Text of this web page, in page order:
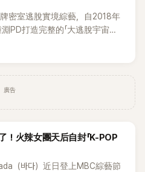
「My Star」身分登場，分享最真
瑞鎮 率先與李智惠會合，兩人
最近的新聞，李瑞鎮突然直球
做整形？是人中縮短手術嗎？」
鬥嘴默契十足。 話題接著一路
補刀：「妳以前不是還在游泳池
，當時確實被質疑動過隆胸手
之後，就開始被說是不是去隆乳
自站出來說清楚。 李智惠進一步
密室逃脫實境綜藝，自2018年
PD打造完整的「大逃脫宇宙
影級場景與龐大世界觀，累積
廣告
火辣女團天后自封「K-POP
（바다）近日登上MBC綜藝節